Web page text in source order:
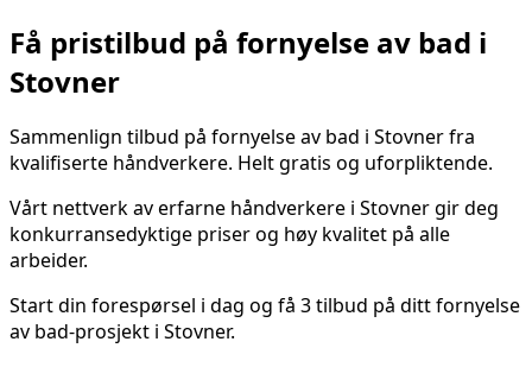
Få pristilbud på fornyelse av bad i
Stovner
Sammenlign tilbud på fornyelse av bad i Stovnerfra
kvalifiserte håndverkere. Helt gratis og uforpliktende.
Vårt nettverk av erfarne håndverkere i Stovnergir deg
konkurransedyktige priser og høy kvalitet på alle
arbeider.
Start din forespørsel i dag og få 3 tilbud på dittfornyelse
av bad-prosjekt i Stovner.